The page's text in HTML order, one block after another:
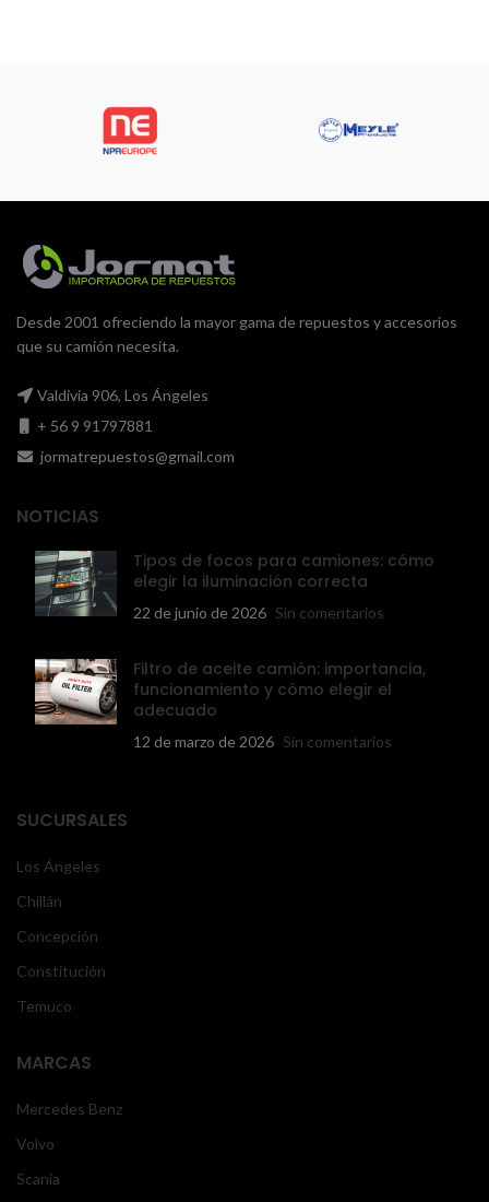
Desde 2001 ofreciendo la mayor gama de repuestos y accesorios
que su camión necesita.
Valdivia 906, Los Ángeles
+ 56 9 91797881
jormatrepuestos@gmail.com
NOTICIAS
Tipos de focos para camiones: cómo
elegir la iluminación correcta
22 de junio de 2026 Sin comentarios
Filtro de aceite camión: importancia,
funcionamiento y cómo elegir el
adecuado
12 de marzo de 2026 Sin comentarios
SUCURSALES
Los Ángeles
Chillán
Concepción
Constitución
Temuco
MARCAS
Mercedes Benz
Volvo
Scania